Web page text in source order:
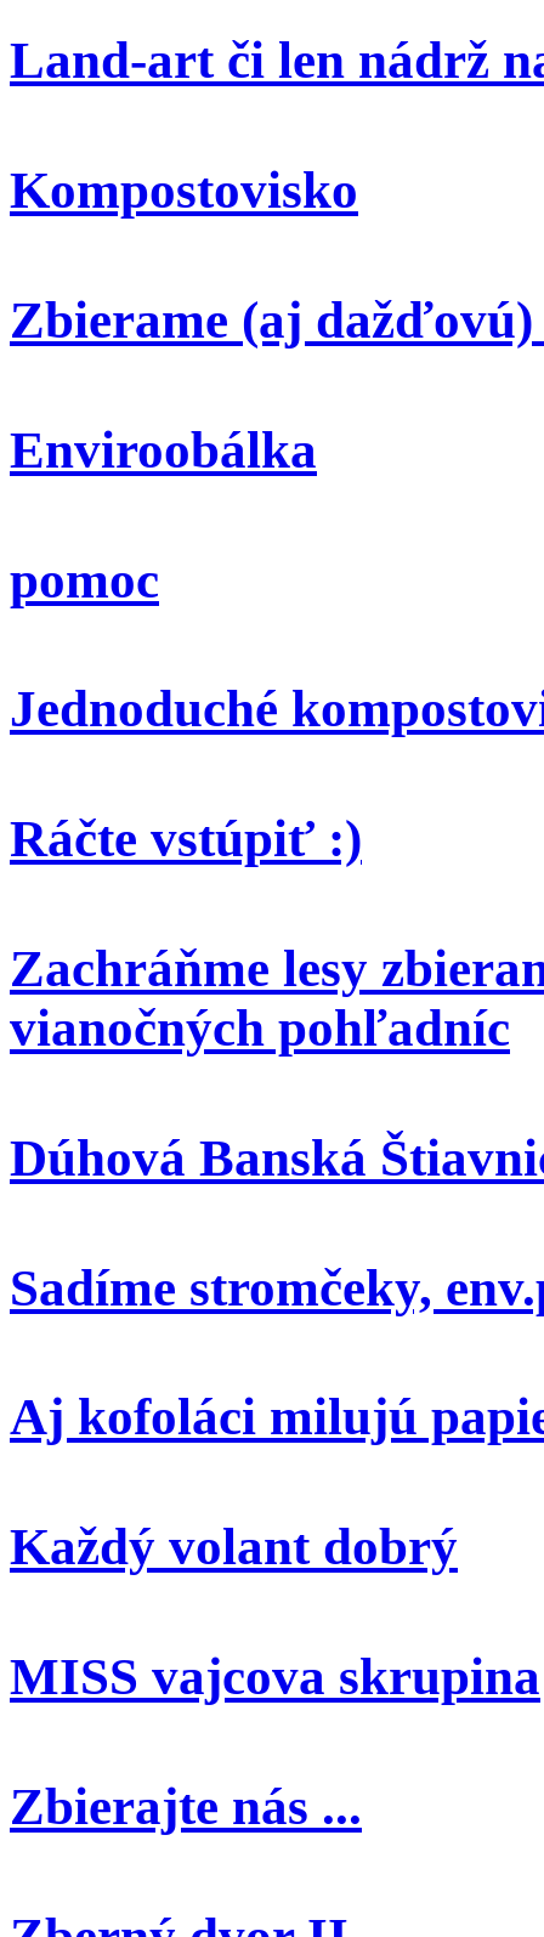
Land-art či len nádrž
Kompostovisko
Zbierame (aj
Enviroobálka
pomoc
Jednoduché
Ráčte vstúpiť :)
Zachráňme lesy
vianočných pohľadníc
Dúhová Banská
Sadíme stromčeky,
Aj kofoláci milujú
Každý volant dobrý
MISS vajcova skrupina
Zbierajte nás ...